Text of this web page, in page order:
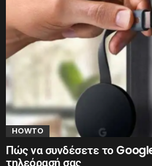
HOWTO
Πώς να συνδέσετε το
τηλεόρασή σας